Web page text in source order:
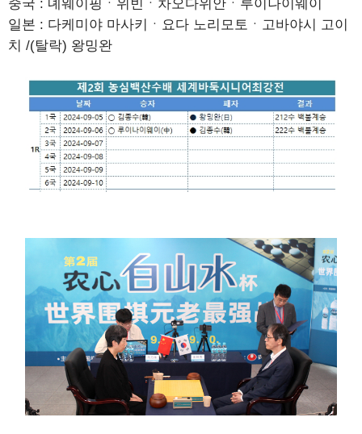
중국 : 녜웨이핑ㆍ위빈ㆍ차오다위안ㆍ루이나이웨이
일본 : 다케미야 마사키ㆍ요다 노리모토ㆍ고바야시 고이
치 /(탈락) 왕밍완